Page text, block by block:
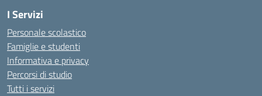
I Servizi
Personale scolastico
Famiglie e studenti
Informativa e privacy
Percorsi di studio
Tutti i servizi